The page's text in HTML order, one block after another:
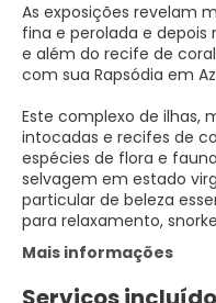
As exposições revelam
fina e perolada e
e além do recife de
com sua Rapsódia em
Este complexo de ilhas,
intocadas e recifes de
espécies de flora e
selvagem em estado
particular de beleza
para relaxamento,
Mais informações